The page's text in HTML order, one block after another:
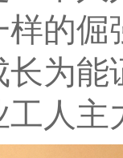
样的
为
人主